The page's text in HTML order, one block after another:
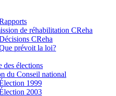
de réhabilitation CReha
CReha
prévoit la loi?
des élections
du Conseil national
1999
2003